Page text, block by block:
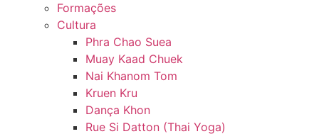
Formações
Cultura
Phra Chao Suea
Muay Kaad Chuek
Nai Khanom Tom
Kruen Kru
Dança Khon
Rue Si Datton (Thai Yoga)